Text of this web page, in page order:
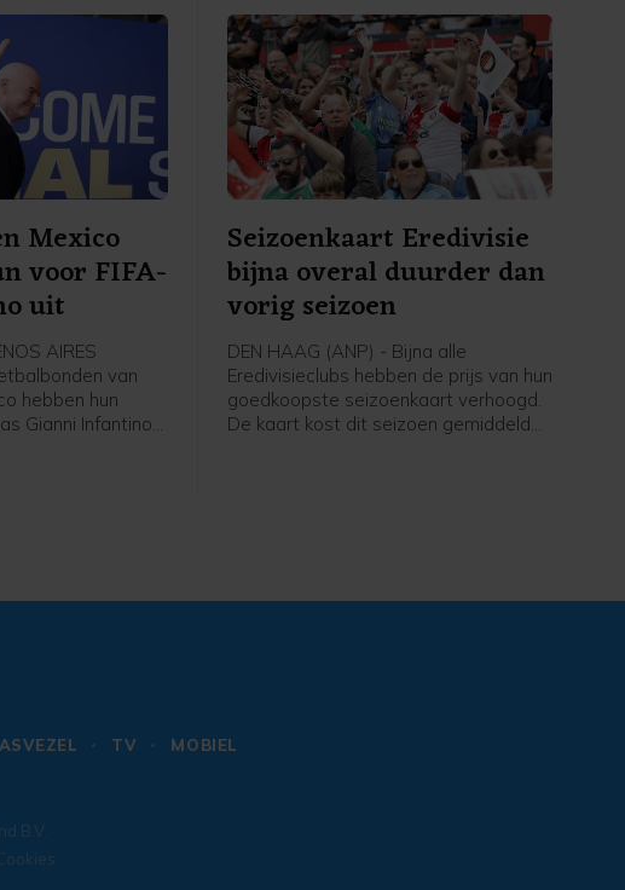
dat betekent dat
moeten
dat gebeuren",
van een
in Nieuw-
Mexico
voor FIFA-
uit
AIRES
van
hebben hun
Gianni Infantino
Seizoenkaart Eredivisie
bijna overal duurder dan
vorig seizoen
DEN HAAG (ANP) - Bijna alle
Eredivisieclubs hebben de prijs van hun
goedkoopste seizoenkaart verhoogd.
De kaart kost dit seizoen gemiddeld
TV
MOBIEL
B.V.